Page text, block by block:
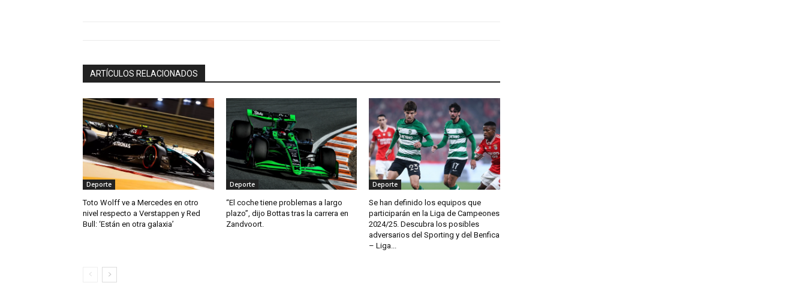
ARTÍCULOS RELACIONADOS
Deporte
Toto Wolff ve a Mercedes en otro
nivel respecto a Verstappen y Red
Bull: ‘Están en otra galaxia’
Deporte
“El coche tiene problemas a largo
plazo”, dijo Bottas tras la carrera en
Zandvoort.
Deporte
Se han definido los equipos que
participarán en la Liga de Campeones
2024/25. Descubra los posibles
adversarios del Sporting y del Benfica
– Liga...